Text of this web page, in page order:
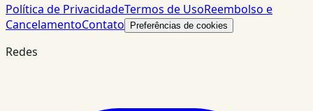
Política de PrivacidadeTermos de UsoReembolso e
CancelamentoContato Preferências de cookies
Redes